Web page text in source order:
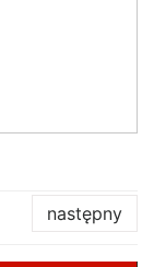
następny